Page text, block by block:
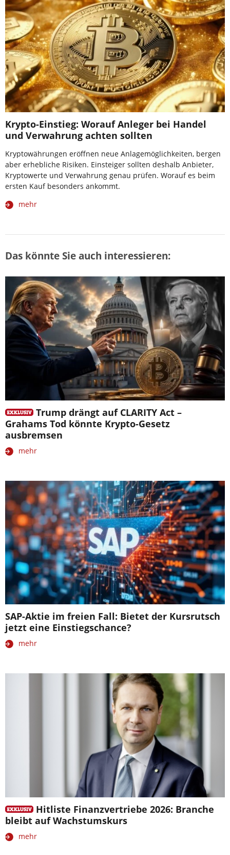
Krypto-Einstieg: Worauf Anleger bei Handel
und Verwahrung achten sollten
Kryptowährungen eröffnen neue Anlagemöglichkeiten, bergen
aber erhebliche Risiken. Einsteiger sollten deshalb Anbieter,
Kryptowerte und Verwahrung genau prüfen. Worauf es beim
ersten Kauf besonders ankommt.
mehr
Das könnte Sie auch interessieren:
Trump drängt auf CLARITY Act –
Grahams Tod könnte Krypto-Gesetz
ausbremsen
mehr
SAP-Aktie im freien Fall: Bietet der Kursrutsch
jetzt eine Einstiegschance?
mehr
Hitliste Finanzvertriebe 2026: Branche
bleibt auf Wachstumskurs
mehr